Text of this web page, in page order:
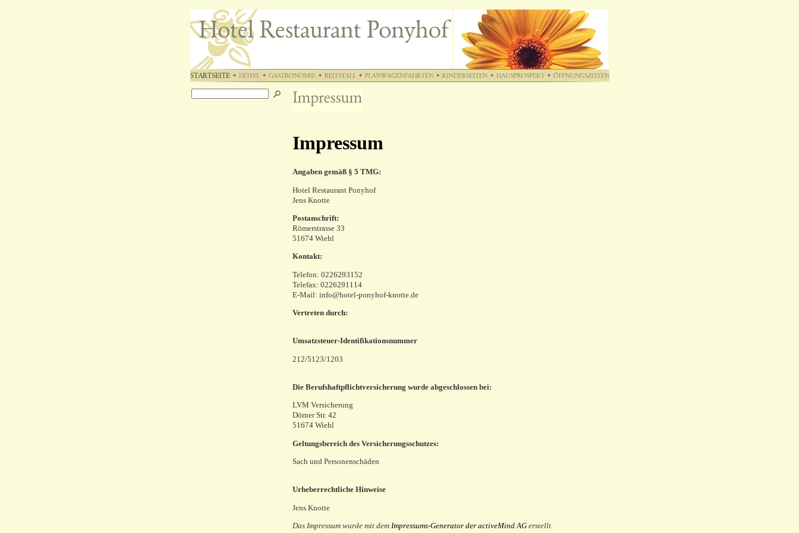
Impressum
Angaben gemäß § 5 TMG:
Hotel Restaurant Ponyhof
Jens Knotte
Postanschrift:
Römerstrasse 33
51674 Wiehl
Kontakt:
Telefon: 0226293152
Telefax: 0226291114
E-Mail: info@hotel-ponyhof-knotte.de
Vertreten durch:
Umsatzsteuer-Identifikationsnummer
212/5123/1203
Die Berufshaftpflichtversicherung wurde abgeschlossen bei:
LVM Versicherung
Dörner Str. 42
51674 Wiehl
Geltungsbereich des Versicherungsschutzes:
Sach und Personenschäden
Urheberrechtliche Hinweise
Jens Knotte
Das Impressum wurde mit dem Impressums-Generator der activeMind AG erstellt.